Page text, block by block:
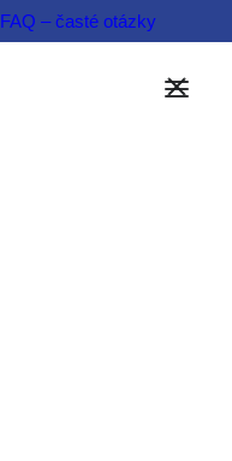
FAQ – časté otázky